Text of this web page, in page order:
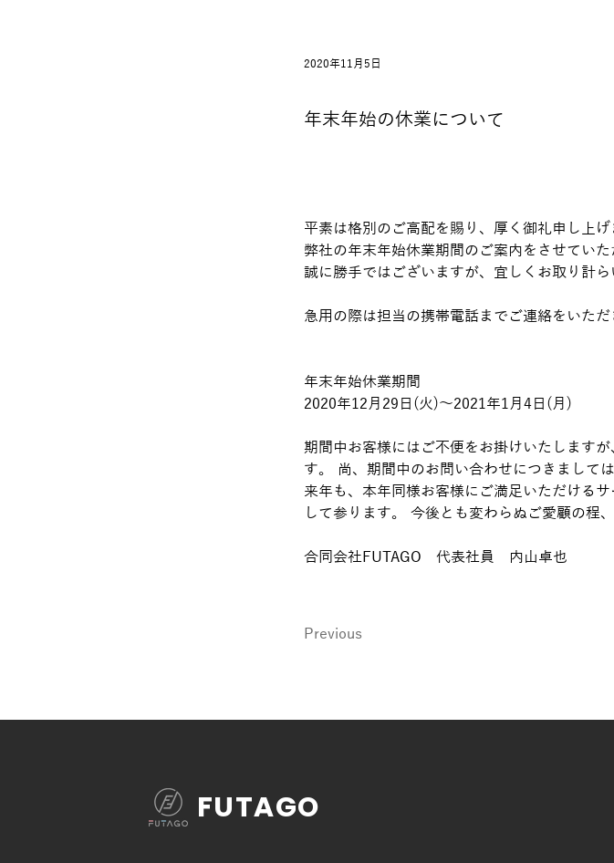
2020年11月5日
年末年始の休業について
平素は格別のご⾼配を賜り、厚く御礼申し上げ
弊社の年末年始休業期間のご案内をさせていた
誠に勝⼿ではございますが、宜しくお取り計
急⽤の際は担当の携帯電話までご連絡をいた
年末年始休業期間
2020年12⽉29⽇(火)〜2021年1⽉4⽇(月)
期間中お客様にはご不便をお掛けいたします
す。 尚、期間中のお問い合わせにつきまして
来年も、本年同様お客様にご満⾜いただける
して参ります。 今後とも変わらぬご愛顧の程
合同会社FUTAGO　代表社員　内山卓也
Previous
FUTAGO